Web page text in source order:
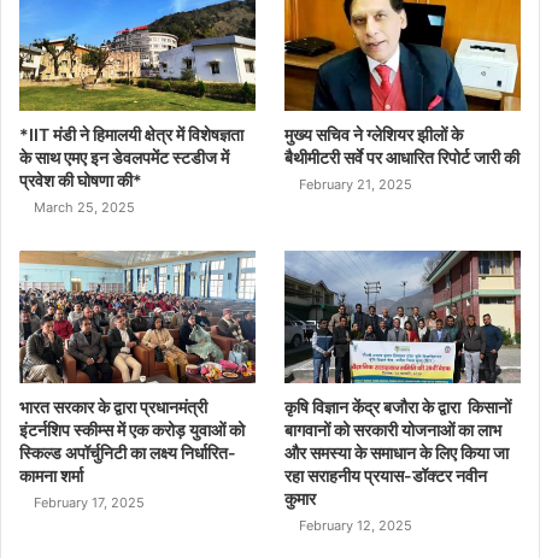
*IIT मंडी ने हिमालयी क्षेत्र में विशेषज्ञता
के साथ एमए इन डेवलपमेंट स्टडीज में
प्रवेश की घोषणा की*
March 25, 2025
मुख्य सचिव ने ग्लेशियर झीलों के
बैथीमीटरी सर्वे पर आधारित रिपोर्ट जारी की
February 21, 2025
भारत सरकार के द्वारा प्रधानमंत्री
इंटर्नशिप स्कीम्स में एक करोड़ युवाओं को
स्किल्ड अपॉर्चुनिटी का लक्ष्य निर्धारित-
कामना शर्मा
February 17, 2025
कृषि विज्ञान केंद्र बजौरा के द्वारा किसानों
बागवानों को सरकारी योजनाओं का लाभ
और समस्या के समाधान के लिए किया जा
रहा सराहनीय प्रयास-डॉक्टर नवीन
कुमार
February 12, 2025